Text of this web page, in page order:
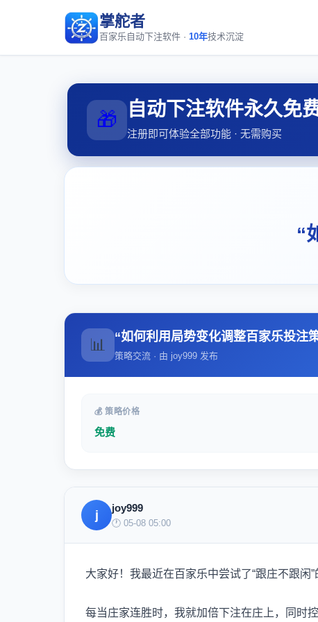
掌舵者
百家乐自动下注软件 · 10年技术沉淀
🎁 自动下注软件永久免
注册即可体验全部功能 · 无需购买
“
📊 “如何利用局势变化调整百家乐投注
策略交流 · 由 joy999 发布
💰 策略价格
免费
j
joy999
🕐 05-08 05:00
大家好！我最近在百家乐中尝试了“跟庄不跟闲”
每当庄家连胜时，我就加倍下注在庄上，同时